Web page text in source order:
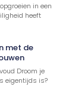
in een
heeft
met de
Droom je
eigentijds is?